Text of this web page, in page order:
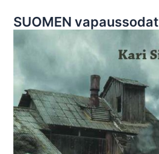
SUOMEN vapaussodat